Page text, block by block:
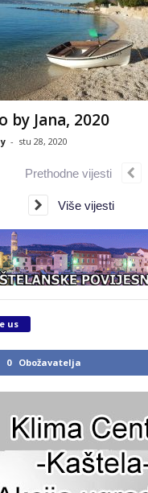
by Jana, 2020
- stu 28, 2020
Prethodne vijesti
Više vijesti
us
0 Obožavatelja